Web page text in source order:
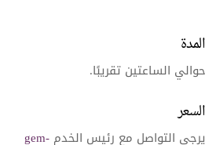
المدة
حوالي الساعتين تقريبًا.
السعر
يرجى التواصل مع رئيس الخدمgem-